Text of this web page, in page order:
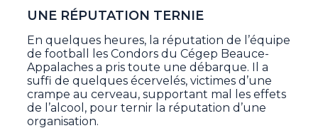
UNE RÉPUTATION TERNIE
En quelques heures, la réputation de l’équipe
de football les Condors du Cégep Beauce-
Appalaches a pris toute une débarque. Il a
suffi de quelques écervelés, victimes d’une
crampe au cerveau, supportant mal les effets
de l’alcool, pour ternir la réputation d’une
organisation.